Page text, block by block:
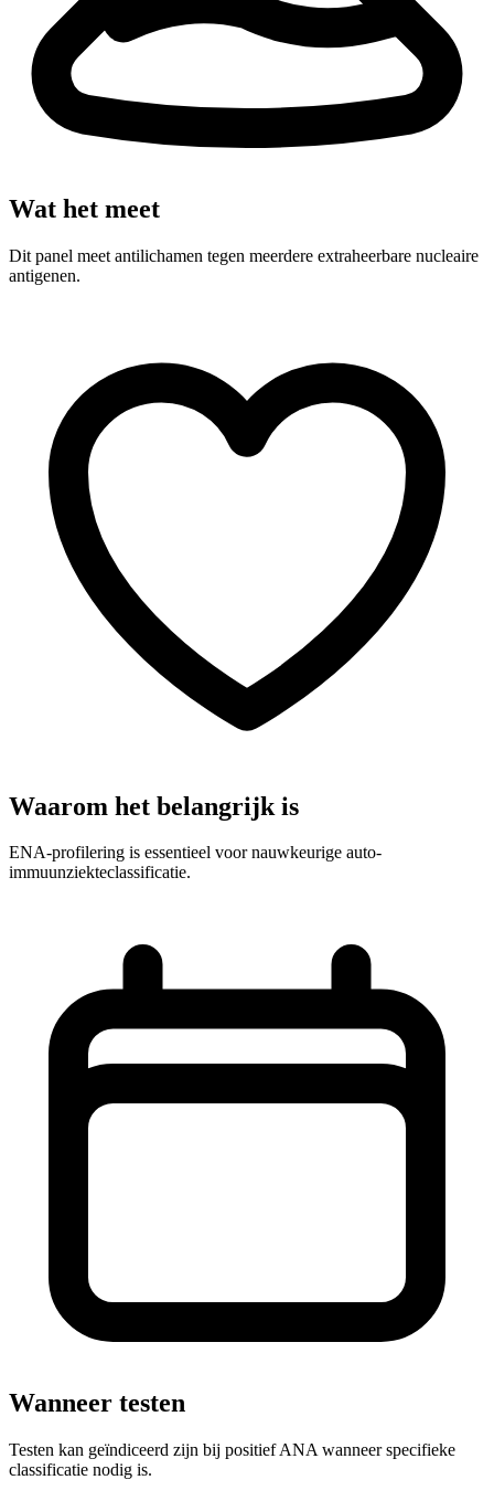
Wat het meet
Dit panel meet antilichamen tegen meerdere extraheerbare nucleaire
antigenen.
Waarom het belangrijk is
ENA-profilering is essentieel voor nauwkeurige auto-
immuunziekteclassificatie.
Wanneer testen
Testen kan geïndiceerd zijn bij positief ANA wanneer specifieke
classificatie nodig is.